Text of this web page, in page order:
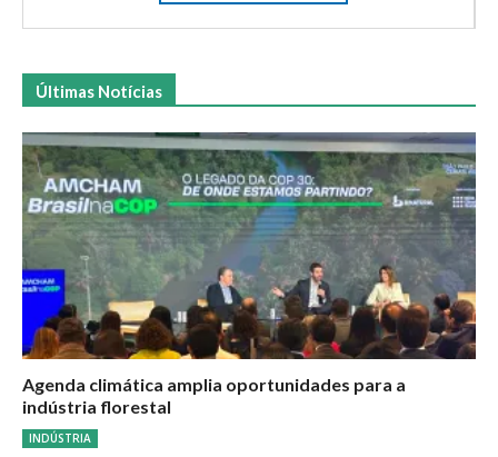
Últimas Notícias
Agenda climática amplia oportunidades para a
indústria florestal
INDÚSTRIA